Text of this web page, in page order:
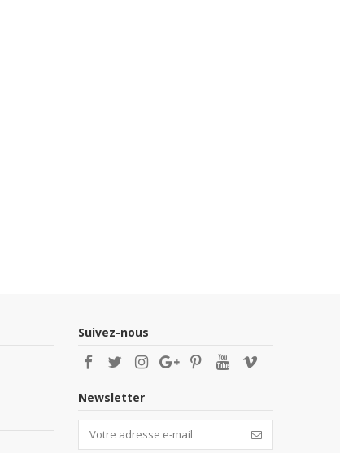
Suivez-nous
Newsletter